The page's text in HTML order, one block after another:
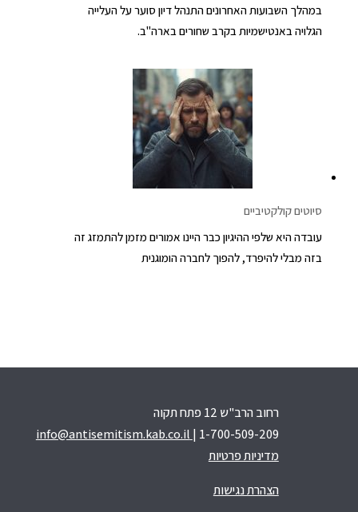
במהלך השבועות האחרונים התנהל דיון סוער על העלייה
הגלויה באנטישמיות בקרב שחורים בארה"ב.
סיוטים קולקטיביים
עובדה היא שלפי ההיגיון כבר היינו אמורים מזמן להתמזג זה
בזה מבלי להיפרד, להפוך לחברה הומוגנית
רחוב הרב"ש 12 פתח תקוה
info@antisemitism.kab.co.il | 1-700-509-209
מדיניות פרטיות
הצהרת נגישות